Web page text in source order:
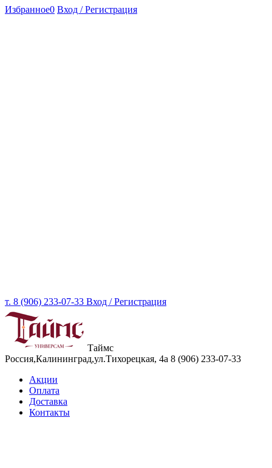
Избранное0 Вход / Регистрация
т. 8 (906) 233-07-33 Вход / Регистрация
Таймс
Россия,Калининград,ул.Тихорецкая, 4а 8 (906) 233-07-33
Акции
Оплата
Доставка
Контакты